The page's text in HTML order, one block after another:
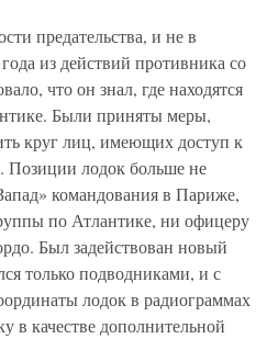
предательства, и не в
из действий противника со
что он знал, где находятся
Были приняты меры,
круг лиц, имеющих доступ к
лодок больше не
командования в Париже,
по Атлантике, ни офицеру
Был задействован новый
только подводниками, и с
лодок в радиограммах
качестве дополнительной